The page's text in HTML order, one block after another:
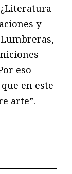
y
eso
en este
arte”.